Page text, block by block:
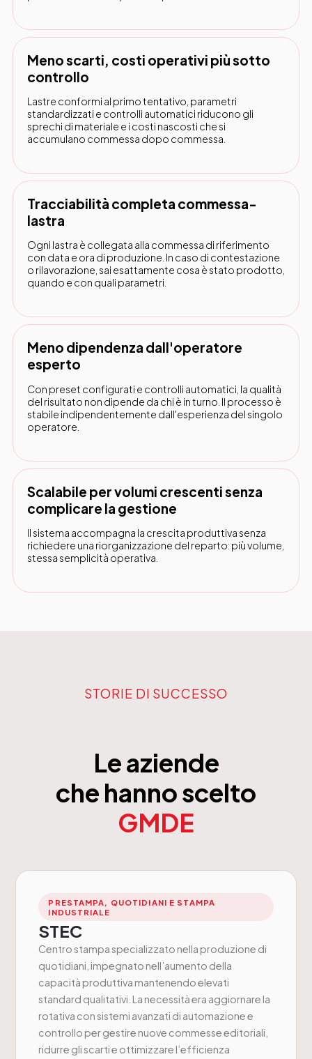
Meno scarti, costi operativi più sotto
controllo
Lastre conformi al primo tentativo, parametri
standardizzati e controlli automatici riducono gli
sprechi di materiale e i costi nascosti che si
accumulano commessa dopo commessa.
Tracciabilità completa commessa-
lastra
Ogni lastra è collegata alla commessa di riferimento
con data e ora di produzione. In caso di contestazione
o rilavorazione, sai esattamente cosa è stato prodotto,
quando e con quali parametri.
Meno dipendenza dall'operatore
esperto
Con preset configurati e controlli automatici, la qualità
del risultato non dipende da chi è in turno. Il processo è
stabile indipendentemente dall'esperienza del singolo
operatore.
Scalabile per volumi crescenti senza
complicare la gestione
Il sistema accompagna la crescita produttiva senza
richiedere una riorganizzazione del reparto: più volume,
stessa semplicità operativa.
STORIE DI SUCCESSO
Le aziende
che hanno scelto
GMDE
PRESTAMPA, QUOTIDIANI E STAMPA
INDUSTRIALE
STEC
Centro stampa specializzato nella produzione di
quotidiani, impegnato nell’aumento della
capacità produttiva mantenendo elevati
standard qualitativi. La necessità era aggiornare la
rotativa con sistemi avanzati di automazione e
controllo per gestire nuove commesse editoriali,
ridurre gli scarti e ottimizzare l’efficienza